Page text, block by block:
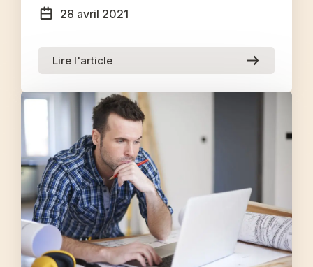
28 avril 2021
Lire l'article